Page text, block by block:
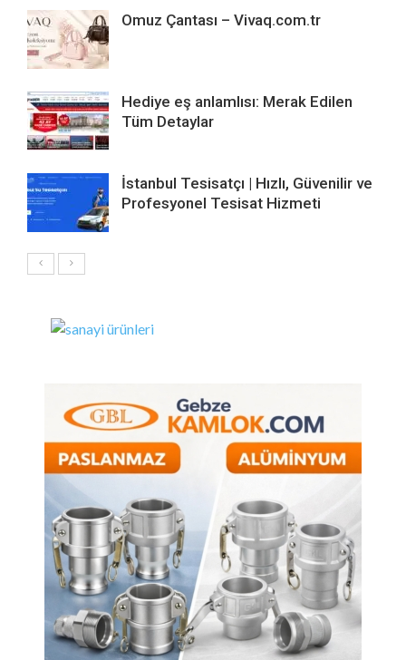
Omuz Çantası – Vivaq.com.tr
Hediye eş anlamlısı: Merak Edilen
Tüm Detaylar
İstanbul Tesisatçı | Hızlı, Güvenilir ve
Profesyonel Tesisat Hizmeti